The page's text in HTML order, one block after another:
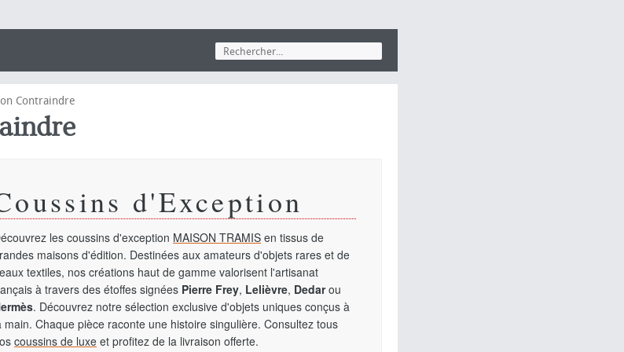
Contraindre
d'Exception
les coussins d'exception MAISON TRAMIS en tissus de
maisons d'édition. Destinées aux amateurs d'objets rares et de
textiles, nos créations haut de gamme valorisent l'artisanat
à travers des étoffes signées Pierre Frey, Lelièvre, Dedarou
. Découvrez notre sélection exclusive d'objets uniques conçus à
main. Chaque pièce raconte une histoire singulière. Consultez tous
coussins de luxe et profitez de la livraison offerte.